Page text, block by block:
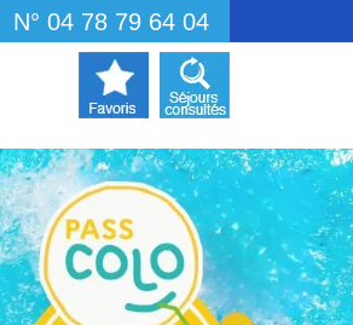
N° 04 78 79 64 04